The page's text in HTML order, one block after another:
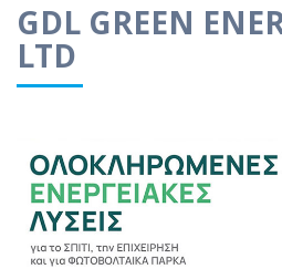
GDL GREEN
LTD